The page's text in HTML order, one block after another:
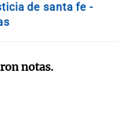
de santa fe -
notas.